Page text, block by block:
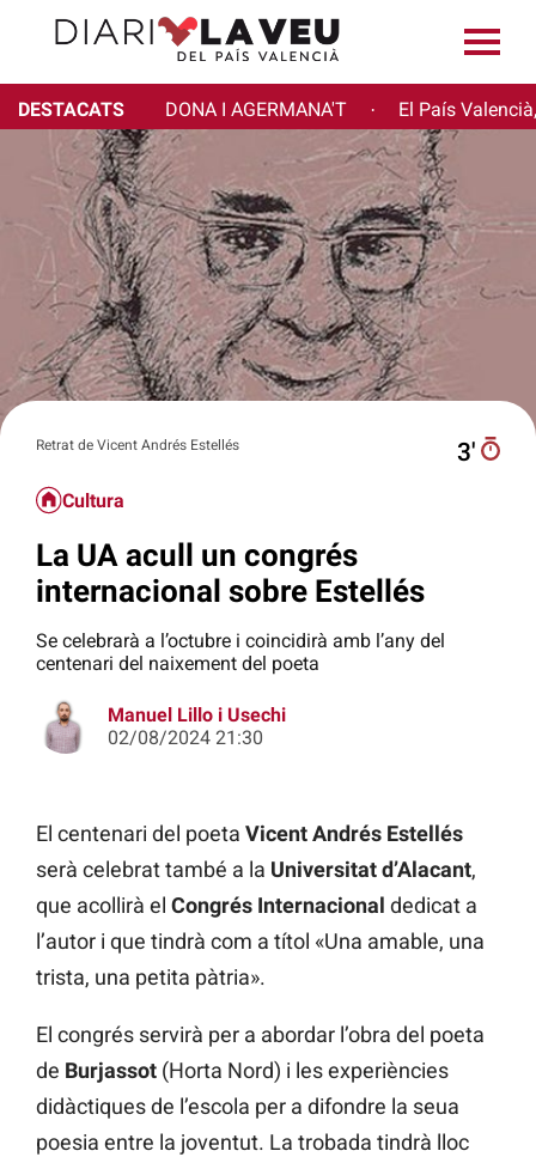
DESTACATS DONA I AGERMANA'T · El País
Retrat de Vicent Andrés Estellés 3′
Cultura
La UA acull un congrés
internacional sobre Estellés
Se celebrarà a l’octubre i coincidirà amb l’any del
centenari del naixement del poeta
Manuel Lillo i Usechi
02/08/2024 21:30
El centenari del poeta Vicent Andrés Estellés
serà celebrat també a la Universitat d’Alacant,
que acollirà el Congrés Internacional dedicat a
l’autor i que tindrà com a títol «Una amable, una
trista, una petita pàtria».
El congrés servirà per a abordar l’obra del poeta
de Burjassot (Horta Nord) i les experiències
didàctiques de l’escola per a difondre la seua
poesia entre la joventut. La trobada tindrà lloc